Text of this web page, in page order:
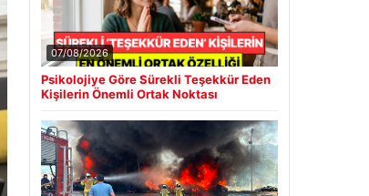
07/08/2026
Psikolojiye Göre Sürekli Teşekkür Eden
Kişilerin Önemli Ortak Noktası